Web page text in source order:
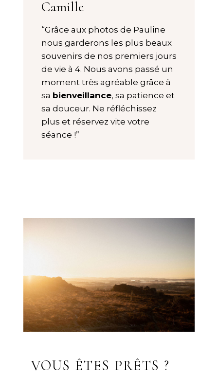
Camille
“Grâce aux photos de Pauline
nous garderons les plus beaux
souvenirs de nos premiers jours
de vie à 4. Nous avons passé un
moment très agréable grâce à
sa bienveillance, sa patience et
sa douceur. Ne réfléchissez
plus et réservez vite votre
séance !”
VOUS ÊTES PRÊTS ?